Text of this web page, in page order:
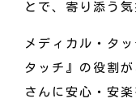
とで、寄り添う
メディカル・タ
タッチ』の役割
さんに安心・安